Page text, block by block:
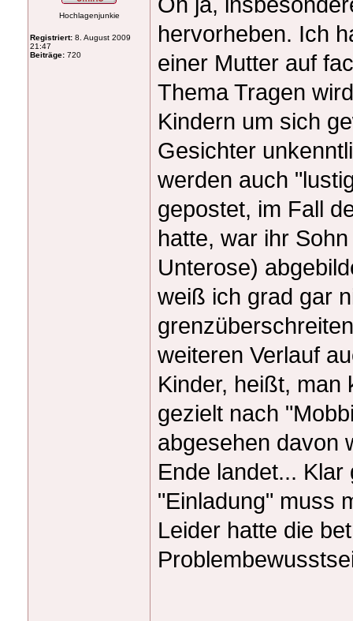
Hochlagenjunkie
Registriert: 8. August 2009
21:47
Beiträge: 720
hervorheben. Ich
einer Mutter auf
Thema Tragen
Kindern um sich
Gesichter
werden auch
gepostet, im Fall
hatte, war ihr
Unterose)
weiß ich grad gar
weiteren Verlauf
Kinder, heißt, man
gezielt nach
abgesehen davon
Ende landet...
"Einladung" muss
Leider hatte die